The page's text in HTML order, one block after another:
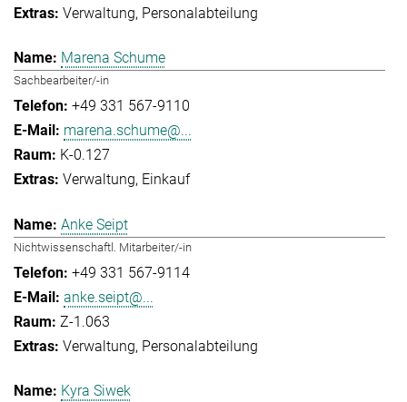
Verwaltung Personalabteilung
Marena Schume
Sachbearbeiter/-in
+49 331 567-9110
marena.schume@...
K-0.127
Verwaltung Einkauf
Anke Seipt
Nichtwissenschaftl. Mitarbeiter/-in
+49 331 567-9114
anke.seipt@...
Z-1.063
Verwaltung Personalabteilung
Kyra Siwek